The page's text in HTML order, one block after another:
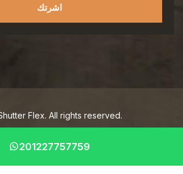
اشرتك
Flex. All rights reserved.
201227757759